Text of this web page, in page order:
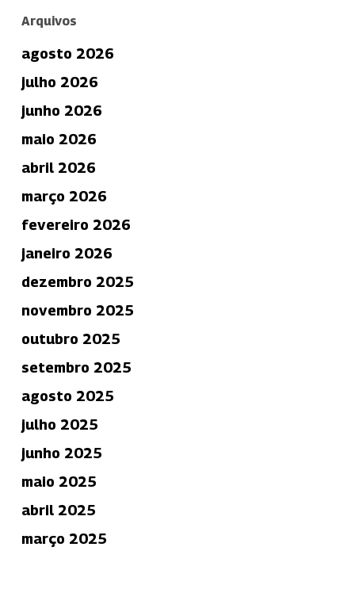
Arquivos
agosto 2026
julho 2026
junho 2026
maio 2026
abril 2026
março 2026
fevereiro 2026
janeiro 2026
dezembro 2025
novembro 2025
outubro 2025
setembro 2025
agosto 2025
julho 2025
junho 2025
maio 2025
abril 2025
março 2025